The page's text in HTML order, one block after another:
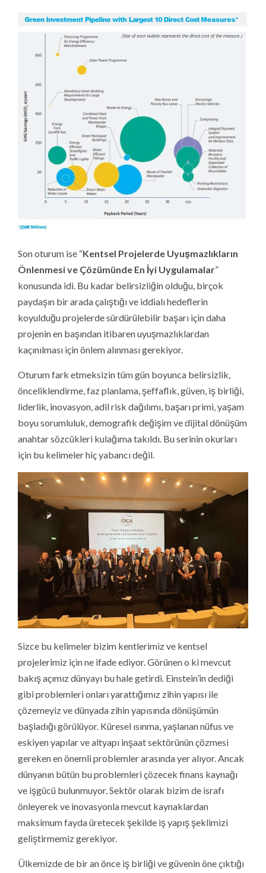
Son oturum ise “Kentsel Projelerde Uyuşmazlıkların
Önlenmesi ve Çözümünde En İyi Uygulamalar”
konusunda idi. Bu kadar belirsizliğin olduğu, birçok
paydaşın bir arada çalıştığı ve iddialı hedeflerin
koyulduğu projelerde sürdürülebilir başarı için daha
projenin en başından itibaren uyuşmazlıklardan
kaçınılması için önlem alınması gerekiyor.
Oturum fark etmeksizin tüm gün boyunca belirsizlik,
önceliklendirme, faz planlama, şeffaflık, güven, iş birliği,
liderlik, inovasyon, adil risk dağılımı, başarı primi, yaşam
boyu sorumluluk, demografik değişim ve dijital dönüşüm
anahtar sözcükleri kulağıma takıldı. Bu serinin okurları
için bu kelimeler hiç yabancı değil.
Sizce bu kelimeler bizim kentlerimiz ve kentsel
projelerimiz için ne ifade ediyor. Görünen o ki mevcut
bakış açımız dünyayı bu hale getirdi. Einstein’in dediği
gibi problemleri onları yarattığımız zihin yapısı ile
çözemeyiz ve dünyada zihin yapısında dönüşümün
başladığı görülüyor. Küresel ısınma, yaşlanan nüfus ve
eskiyen yapılar ve altyapı inşaat sektörünün çözmesi
gereken en önemli problemler arasında yer alıyor. Ancak
dünyanın bütün bu problemleri çözecek finans kaynağı
ve işgücü bulunmuyor. Sektör olarak bizim de israfı
önleyerek ve inovasyonla mevcut kaynaklardan
maksimum fayda üretecek şekilde iş yapış şeklimizi
geliştirmemiz gerekiyor.
Ülkemizde de bir an önce iş birliği ve güvenin öne çıktığı